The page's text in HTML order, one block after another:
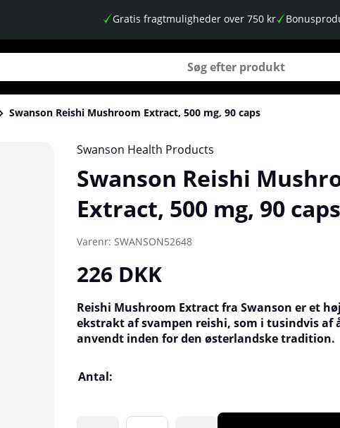
Gratis fragtmuligheder over 750 kr
Swanson Reishi Mushroom Extract, 500 mg, 90 caps
90 caps Swanson Health Products
Swanson Reishi
Extract, 500 mg, 90 caps
Varenr: SWANSON52648
226 DKK
Reishi Mushroom Extract fra Swanson er et
ekstrakt af svampen reishi, som i tusindvis af
anvendt inden for den østerlandske tradition.
Antal: